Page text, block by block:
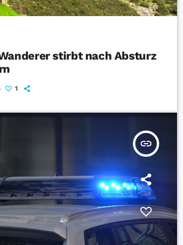
stirbt nach Absturz
1
insert_link